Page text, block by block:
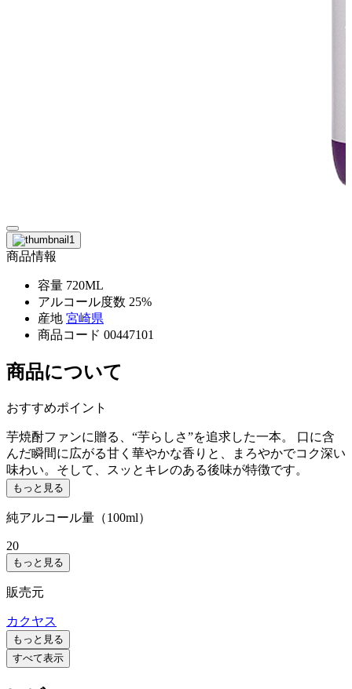
商品情報
容量 720ML
アルコール度数 25%
産地 宮崎県
商品コード 00447101
商品について
おすすめポイント
芋焼酎ファンに贈る、“芋らしさ”を追求した一本。 口に含
んだ瞬間に広がる甘く華やかな香りと、まろやかでコク深い
味わい。そして、スッとキレのある後味が特徴です。
もっと見る
純アルコール量（100ml）
20
もっと見る
販売元
カクヤス
もっと見る
すべて表示